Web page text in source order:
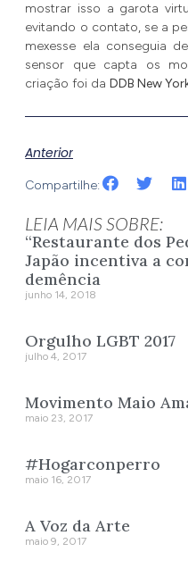
mostrar isso a garota
evitando o contato, se a
mexesse ela conseguia
sensor que capta os
criação foi daDDB New
Anterior
Compartilhe:
LEIA MAIS SOBRE:
“Restaurante dos
Japão incentiva a
demência
junho 14, 2018
Orgulho LGBT 2017
julho 4, 2017
Movimento Maio
maio 23, 2017
#Hogarconperro
maio 16, 2017
A Voz da Arte
maio 9, 2017